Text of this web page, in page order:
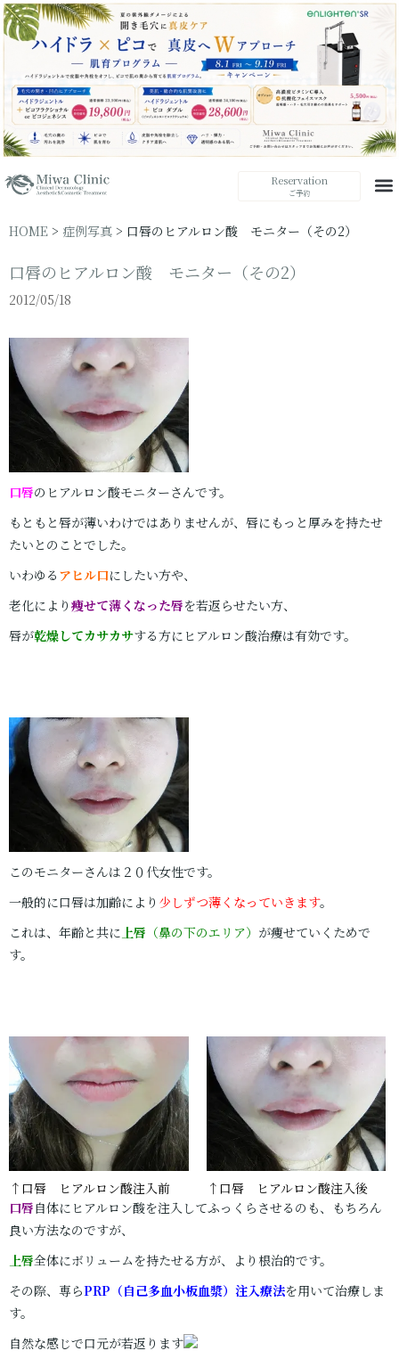
Reservation
ご予約
HOME > 症例写真 > 口唇のヒアルロン酸 モニター（その2）
口唇のヒアルロン酸 モニター（その2）
2012/05/18
口唇のヒアルロン酸モニターさんです。
もともと唇が薄いわけではありませんが、唇にもっと厚みを持たせ
たいとのことでした。
いわゆる アヒル口にしたい方や、
老化により 痩せて薄くなった唇を若返らせたい方、
唇が乾燥してカサカサする方にヒアルロン酸治療は有効です。
このモニターさんは２０代女性です。
一般的に口唇は加齢により 少しずつ薄くなっていきます。
これは、年齢と共に 上唇 （鼻の下のエリア） が痩せていくためで
す。
↑口唇 ヒアルロン酸注入前
↑口唇 ヒアルロン酸注入後
口唇自体にヒアルロン酸を注入してふっくらさせるのも、もちろん
良い方法なのですが、
上唇全体にボリュームを持たせる方が、より根治的です。
その際、専らPRP（自己多血小板血漿）注入療法を用いて治療しま
す。
自然な感じで口元が若返ります